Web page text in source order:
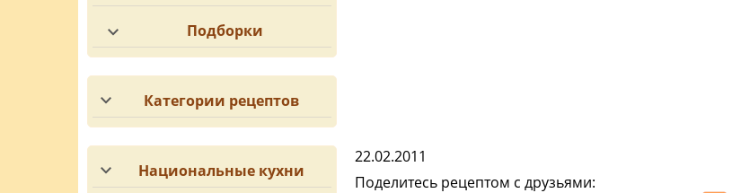
22.02.2011
Поделитесь рецептом с друзьями:
Подборки
Категории рецептов
Национальные кухни